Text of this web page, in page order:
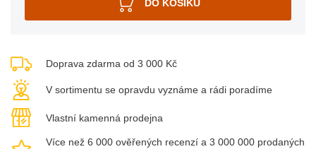
Doprava zdarma od 3 000 Kč
V sortimentu se opravdu vyznáme a rádi poradíme
Vlastní kamenná prodejna
Více než 6 000 ověřených recenzí a 3 000 000 prodaných